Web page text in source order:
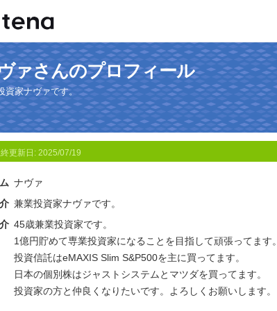
ァさんのプロフィール
資家ナヴァです。
更新日: 2025/07/19
ナヴァ
兼業投資家ナヴァです。
45歳兼業投資家です。
1億円貯めて専業投資家になることを目指して頑張ってます。
投資信託はeMAXIS Slim S&P500を主に買ってます。
日本の個別株はジャストシステムとマツダを買ってます。
投資家の方と仲良くなりたいです。よろしくお願いします。